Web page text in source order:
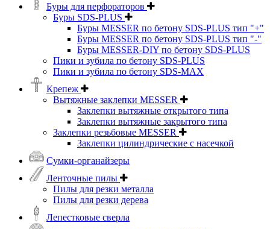
Буры для перфораторов
Буры SDS-PLUS
Буры MESSER по бетону SDS-PLUS тип "+"
Буры MESSER по бетону SDS-PLUS тип "-"
Буры MESSER-DIY по бетону SDS-PLUS
Пики и зубила по бетону SDS-PLUS
Пики и зубила по бетону SDS-MAX
Крепеж
Вытяжные заклепки MESSER
Заклепки вытяжные открытого типа
Заклепки вытяжные закрытого типа
Заклепки резьбовые MESSER
Заклепки цилиндрические с насечкой
Сумки-органайзеры
Ленточные пилы
Пилы для резки металла
Пилы для резки дерева
Лепестковые сверла